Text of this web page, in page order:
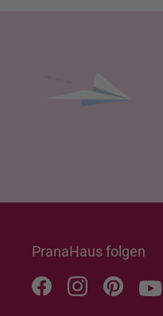
PranaHaus folgen